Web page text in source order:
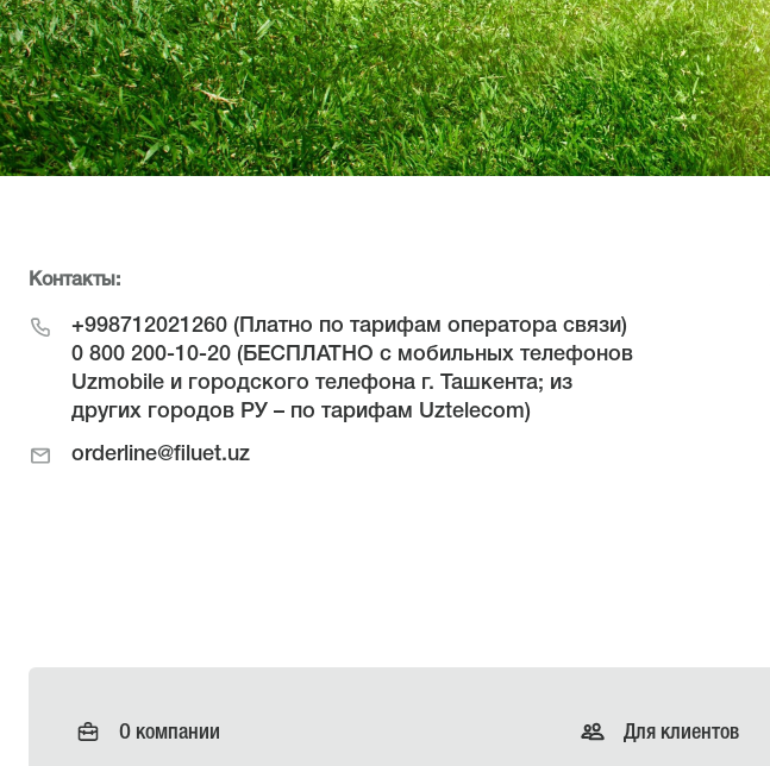
Контакты:
+998712021260 (Платно по тарифам оператора связи)
0 800 200-10-20 (БЕСПЛАТНО с мобильных телефонов
Uzmobile и городского телефона г. Ташкента; из
других городов РУ – по тарифам Uztelecom)
orderline@filuet.uz
О компании Для клиентов